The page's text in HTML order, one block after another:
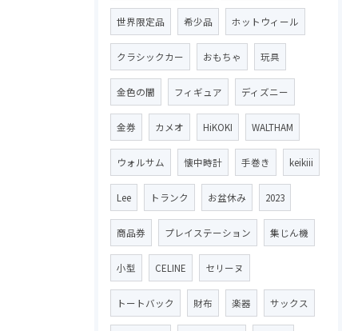
世界限定品 希少品 ホットウィール
クラシックカー おもちゃ 玩具
金色の闇 フィギュア ディズニー
金券 カメオ HiKOKI WALTHAM
ウォルサム 懐中時計 手巻き keikiii
Lee トランク お盆休み 2023
商品券 プレイステーション 集じん機
小型 CELINE セリーヌ
トートバック 財布 楽器 サックス